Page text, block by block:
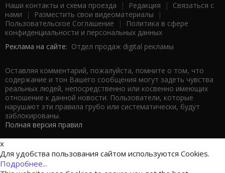
Наши контакты и схема проезда | Редакция | Связаться с
нами | Разместить свои видеоматериалы |
Пользовательское Соглашение |
Политика в сфере
конфиденциальности и персональных данных
Реклама на сайте: Отдел продаж digital рекламы
Оставляя комментарий, пожалуйста, помните о том, что
содержание и тон Вашего сообщения могут задеть чувства
реальных людей, непосредственно или косвенно имеющих
отношение к данной новости. Пользователи, которые
нарушают эти правила грубо или систематически, будут
заблокированы.
Полная версия правил
x
Для удобства пользования сайтом используются Cookies.
Подробнее...